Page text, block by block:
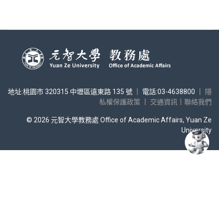
地址:桃園市 320315 中壢區遠東路 135 號 ｜ 電話:03-4638800 ｜
隱
私權保護政策
交通資訊 聯絡我們
© 2026 元智大學教務處 Office of Academic Affairs, Yuan Ze
University